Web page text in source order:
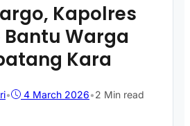
Kapolres
Bantu Warga
Kara
• 4 March 2026•2 Min read